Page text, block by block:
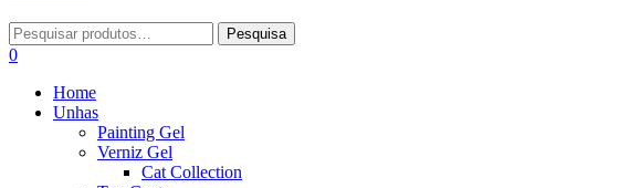
Pesquisar
por:
Pesquisa
0
Home
Unhas
Painting Gel
Verniz Gel
Cat Collection